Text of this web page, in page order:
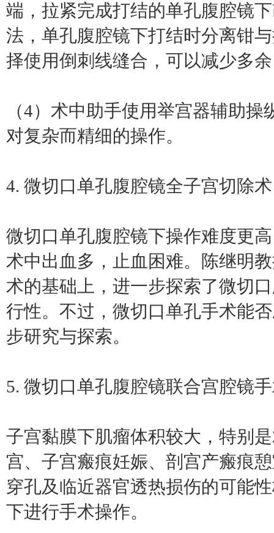
端，拉紧完成打结的单孔腹腔镜
法，单孔腹腔镜下打结时分离钳
择使用倒刺线缝合，可以减少多
（4）术中助手使用举宫器辅助
对复杂而精细的操作。
4. 微切口单孔腹腔镜全子宫切除术
微切口单孔腹腔镜下操作难度更
术中出血多，止血困难。陈继明
术的基础上，进一步探索了微切
行性。不过，微切口单孔手术能
步研究与探索。
5. 微切口单孔腹腔镜联合宫腔镜
子宫黏膜下肌瘤体积较大，特别
宫、子宫瘢痕妊娠、剖宫产瘢痕
穿孔及临近器官透热损伤的可能
下进行手术操作。